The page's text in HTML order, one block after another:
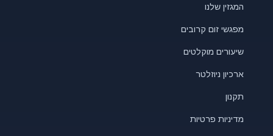
המגזין שלנו
מפגשי זום קרובים
שיעורים מוקלטים
ארכיון ניוזלטר
תקנון
מדיניות פרטיות